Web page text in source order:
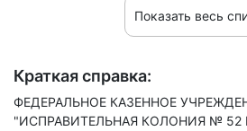
Показать весь
Краткая справка:
ФЕДЕРАЛЬНОЕ КАЗЕННОЕ
"ИСПРАВИТЕЛЬНАЯ КОЛОНИЯ № 52